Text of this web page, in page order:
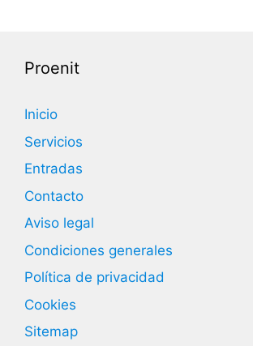
Proenit
Inicio
Servicios
Entradas
Contacto
Aviso legal
Condiciones generales
Política de privacidad
Cookies
Sitemap